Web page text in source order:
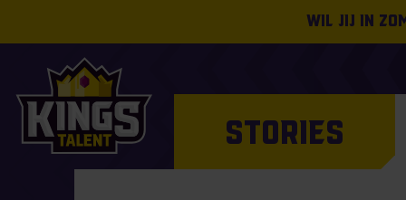
Wil jij in
STORIES